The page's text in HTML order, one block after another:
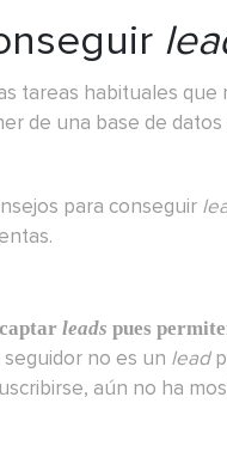
tareas habituales que
de una base de
para conseguir
leads pues
seguidor no es un lead
aún no ha